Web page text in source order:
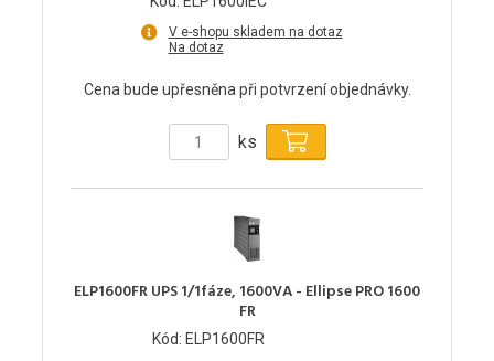
V e-shopu skladem na dotaz
Na dotaz
Cena bude upřesněna při potvrzení objednávky.
ks
ELP1600FR UPS 1/1fáze, 1600VA - Ellipse PRO 1600
FR
Kód: ELP1600FR